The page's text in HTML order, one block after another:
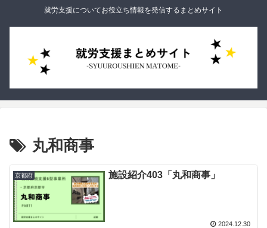
就労支援についてお役立ち情報を発信するまとめサイト
丸和商事
京都府 施設紹介403「丸和商事」
2024.12.30